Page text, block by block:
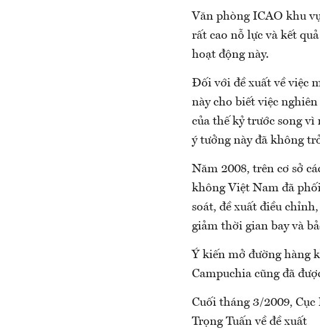
Văn phòng ICAO khu
rất cao nỗ lực và kết
hoạt động này.
Đối với đề xuất về việc
này cho biết việc
của thế kỷ trước song vì
ý tưởng này đã không
Năm 2008, trên cơ sở
không Việt Nam đã
soát, đề xuất điều
giảm thời gian bay và
Ý kiến mở đường hàng
Campuchia cũng đã
Cuối tháng 3/2009,
Trọng Tuấn về đề xuất